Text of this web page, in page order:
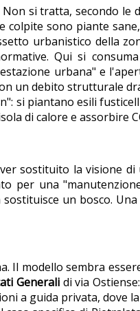
si tratta, secondo le
colpite sono piante
urbanistico della
Qui si
urbana" e
un debito strutturale
si piantano esili
di calore e assorbire
sostituito la visione
per una
un bosco.
Il modello sembra
Generalidi via
a guida privata, dove